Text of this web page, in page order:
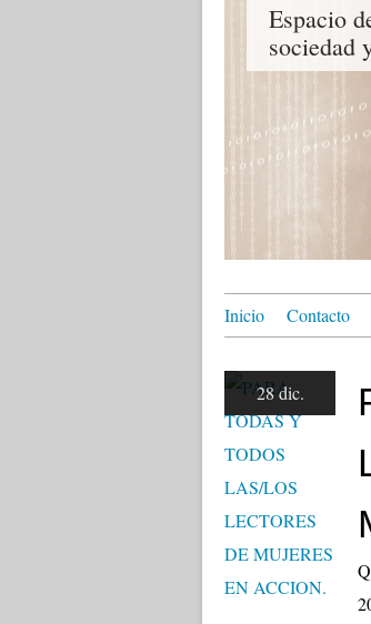
Espacio
sociedad
Inicio Contacto
28 dic.